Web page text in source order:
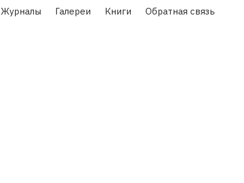
Журналы Галереи Книги Обратная связь